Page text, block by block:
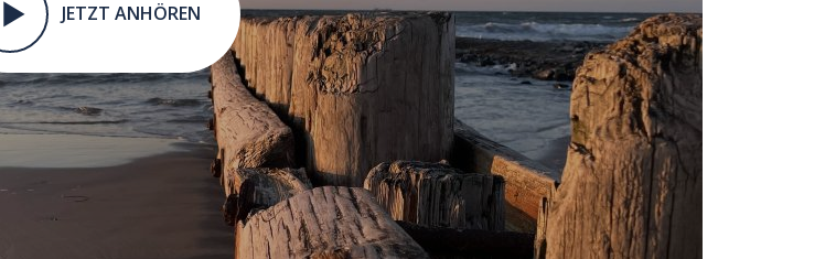
JETZT ANHÖREN